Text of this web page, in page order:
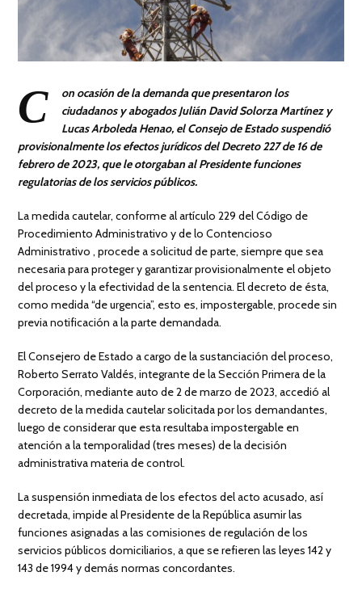
C
on ocasión de la demanda que presentaron los
ciudadanos y abogados Julián David Solorza Martínez y
Lucas Arboleda Henao, el Consejo de Estado suspendió
provisionalmente los efectos jurídicos del Decreto 227 de 16 de
febrero de 2023, que le otorgaban al Presidente funciones
regulatorias de los servicios públicos.
La medida cautelar, conforme al artículo 229 del Código de
Procedimiento Administrativo y de lo Contencioso
Administrativo , procede a solicitud de parte, siempre que sea
necesaria para proteger y garantizar provisionalmente el objeto
del proceso y la efectividad de la sentencia. El decreto de ésta,
como medida “de urgencia”, esto es, impostergable, procede sin
previa notificación a la parte demandada.
El Consejero de Estado a cargo de la sustanciación del proceso,
Roberto Serrato Valdés, integrante de la Sección Primera de la
Corporación, mediante auto de 2 de marzo de 2023, accedió al
decreto de la medida cautelar solicitada por los demandantes,
luego de considerar que esta resultaba impostergable en
atención a la temporalidad (tres meses) de la decisión
administrativa materia de control.
La suspensión inmediata de los efectos del acto acusado, así
decretada, impide al Presidente de la República asumir las
funciones asignadas a las comisiones de regulación de los
servicios públicos domiciliarios, a que se refieren las leyes 142 y
143 de 1994 y demás normas concordantes.